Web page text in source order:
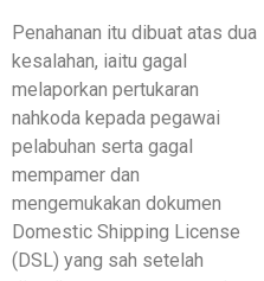
Penahanan itu dibuat atas dua
kesalahan, iaitu gagal
melaporkan pertukaran
nahkoda kepada pegawai
pelabuhan serta gagal
mempamer dan
mengemukakan dokumen
Domestic Shipping License
(DSL) yang sah setelah